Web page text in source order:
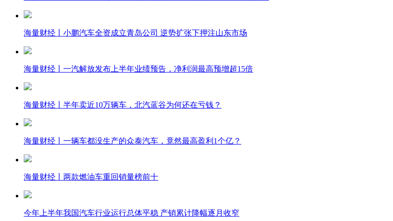
海量财经丨小鹏汽车全资成立青岛公司 逆势扩张下押注山东市场
海量财经丨一汽解放发布上半年业绩预告，净利润最高预增超15倍
海量财经丨半年卖近10万辆车，北汽蓝谷为何还在亏钱？
海量财经丨一辆车都没生产的众泰汽车，竟然最高盈利1个亿？
海量财经丨两款燃油车重回销量榜前十
今年上半年我国汽车行业运行总体平稳 产销累计降幅逐月收窄